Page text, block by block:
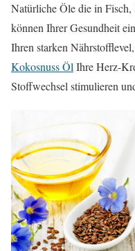
Natürliche Öle die in Fisch,
können Ihrer Gesundheit
Ihren starken
Kokosnuss Öl Ihre Herz-
Stoffwechsel stimulieren